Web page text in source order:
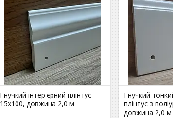
Гнучкий інтер'єрний плінтус
15х100, довжина 2,0 м
Гнучкий
плінтус з
довжина 2,0 м